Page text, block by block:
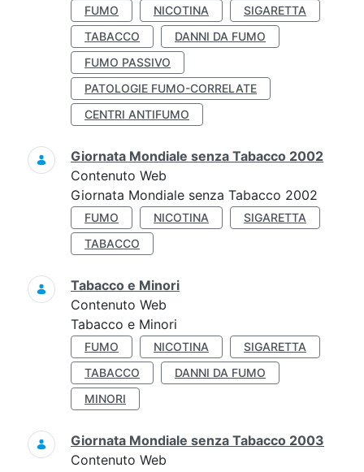
FUMO NICOTINA
SIGARETTA
TABACCO
DANNI DA FUMO
FUMO PASSIVO
PATOLOGIE FUMO-CORRELATE
CENTRI ANTIFUMO
Giornata Mondiale senza Tabacco 2002
Contenuto Web
Giornata Mondiale senza Tabacco 2002
FUMO NICOTINA
SIGARETTA
TABACCO
Tabacco e Minori
Contenuto Web
Tabacco e Minori
FUMO NICOTINA
SIGARETTA
TABACCO
DANNI DA FUMO
MINORI
Giornata Mondiale senza Tabacco 2003
Contenuto Web